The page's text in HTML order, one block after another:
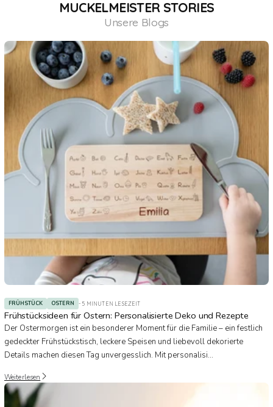
MUCKELMEISTER STORIES
Unsere Blogs
FRÜHSTÜCK OSTERN - 5 MINUTEN LESEZEIT
Frühstücksideen für Ostern: Personalisierte Deko und Rezepte
Der Ostermorgen ist ein besonderer Moment für die Familie – ein festlich
gedeckter Frühstückstisch, leckere Speisen und liebevoll dekorierte
Details machen diesen Tag unvergesslich. Mit personalisi...
Weiterlesen